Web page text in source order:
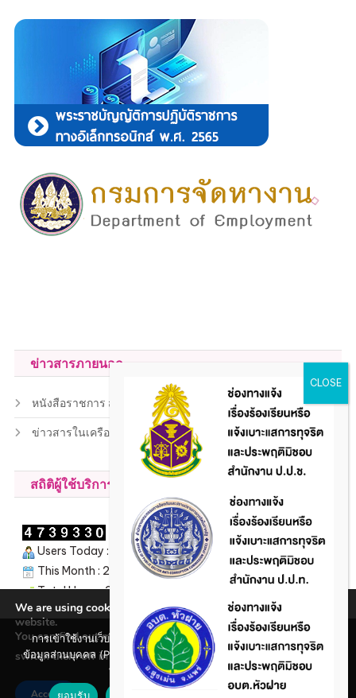
ข่าวสารภายนอก
หนังสือราชการ สถ.
ข่าวสารในเครือข่าย
สถิติผู้ใช้บริการ
Users Today : 216
This Month : 2396
Total Users : 207050
Views Today : 496
We are using cookies to give you the best experience on our
website.
You can find out more about which cookies we are using or
switch them off in
settings.
Accept
การเข้าใช้งานเว็บไซต์แห่งนี้ถือว่าท่านรับทราบใน นโยบายคุ้มครอง
ข้อมูลส่วนบุคคล (Privacy policy) และ นโยบายคุกกี้ (Cookie policy)
ที่ทางหน่วยงานได้จัดทำขึ้นแล้ว